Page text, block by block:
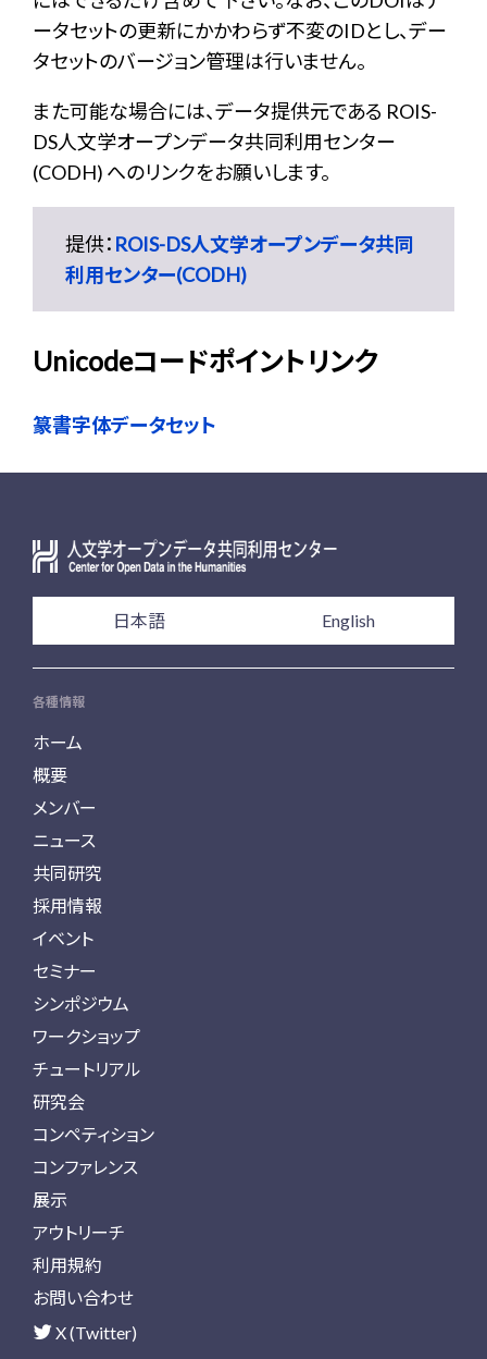
ータセットの更新にかかわらず不変のIDとし、デー
タセットのバージョン管理は行いません。
また可能な場合には、データ提供元である ROIS-
DS人文学オープンデータ共同利用センター
(CODH) へのリンクをお願いします。
提供： ROIS-DS人文学オープンデータ共同
利用センター(CODH)
Unicodeコードポイントリンク
篆書字体データセット
日本語 English
各種情報
ホーム
概要
メンバー
ニュース
共同研究
採用情報
イベント
セミナー
シンポジウム
ワークショップ
チュートリアル
研究会
コンペティション
コンファレンス
展示
アウトリーチ
利用規約
お問い合わせ
X (Twitter)